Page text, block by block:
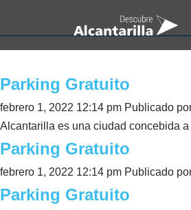
Parking Gratuito
febrero 1, 2022 12:14 pm Publicado
Alcantarilla es una ciudad concebida
Parking Gratuito
febrero 1, 2022 12:14 pm Publicado
Parking Gratuito